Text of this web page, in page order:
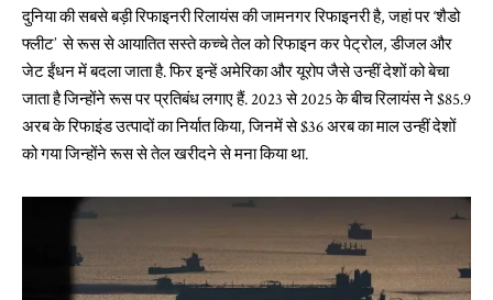
दुनिया की सबसे बड़ी रिफाइनरी रिलायंस की जामनगर रिफाइनरी है, जहां पर ‘शैडो
फ्लीट’ से रूस से आयातित सस्ते कच्चे तेल को रिफाइन कर पेट्रोल, डीजल और
जेट ईंधन में बदला जाता है. फिर इन्हें अमेरिका और यूरोप जैसे उन्हीं देशों को बेचा
जाता है जिन्होंने रूस पर प्रतिबंध लगाए हैं. 2023 से 2025 के बीच रिलायंस ने $85.9
अरब के रिफाइंड उत्पादों का निर्यात किया, जिनमें से $36 अरब का माल उन्हीं देशों
को गया जिन्होंने रूस से तेल खरीदने से मना किया था.